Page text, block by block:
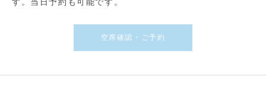
空席確認・ご予約